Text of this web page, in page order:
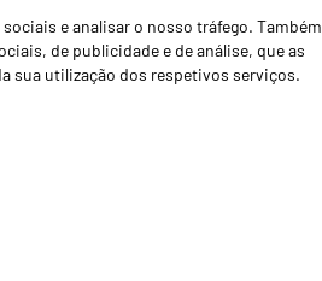
e analisar o nosso tráfego. Também
de publicidade e de análise, que as
sua utilização dos respetivos serviços.